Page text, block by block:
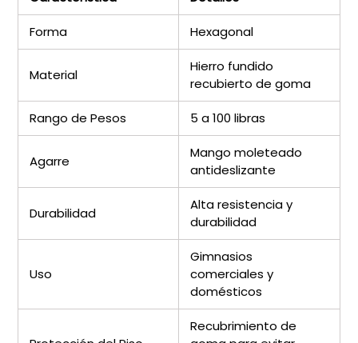
Forma Hexagonal
Material
Hierro fundido
recubierto de goma
Rango de Pesos 5 a 100 libras
Agarre
Mango moleteado
antideslizante
Durabilidad
Alta resistencia y
durabilidad
Uso
Gimnasios
comerciales y
domésticos
Recubrimiento de